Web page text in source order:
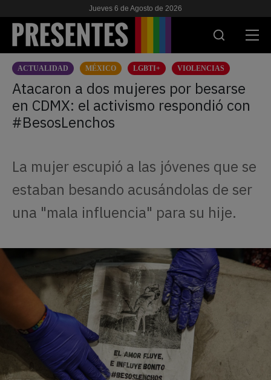
Jueves 6 de Agosto de 2026
ACTUALIDAD
INVESTIGACIONES
ESCUELA
NOSOTRES
ES EN
ACTUALIDAD MÉXICO LGBTI+ VIOLENCIAS
Atacaron a dos mujeres por besarse
en CDMX: el activismo respondió con
#BesosLenchos
La mujer escupió a las jóvenes que se
estaban besando acusándolas de ser
una "mala influencia" para su hije.